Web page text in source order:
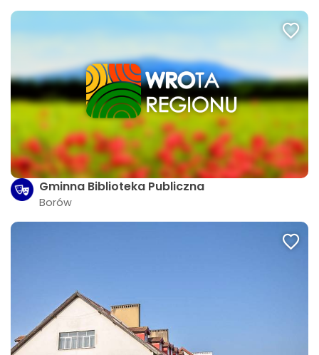
Gminna Biblioteka Publiczna
Borów